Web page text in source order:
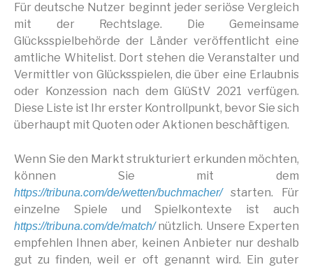
Für deutsche Nutzer beginnt jeder seriöse Vergleich
mit der Rechtslage. Die Gemeinsame
Glücksspielbehörde der Länder veröffentlicht eine
amtliche Whitelist. Dort stehen die Veranstalter und
Vermittler von Glücksspielen, die über eine Erlaubnis
oder Konzession nach dem GlüStV 2021 verfügen.
Diese Liste ist Ihr erster Kontrollpunkt, bevor Sie sich
überhaupt mit Quoten oder Aktionen beschäftigen.
Wenn Sie den Markt strukturiert erkunden möchten,
können Sie mit dem
https://tribuna.com/de/wetten/buchmacher/starten. Für
einzelne Spiele und Spielkontexte ist auch
https://tribuna.com/de/match/nützlich. Unsere Experten
empfehlen Ihnen aber, keinen Anbieter nur deshalb
gut zu finden, weil er oft genannt wird. Ein guter